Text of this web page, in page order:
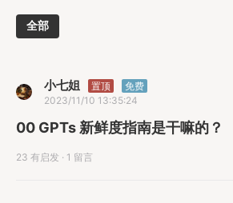
全部
小七姐 置顶
免费
2023/11/10 13:35:24
00 GPTs 新鲜度指南是干嘛的？
23 有启发 · 1 留言